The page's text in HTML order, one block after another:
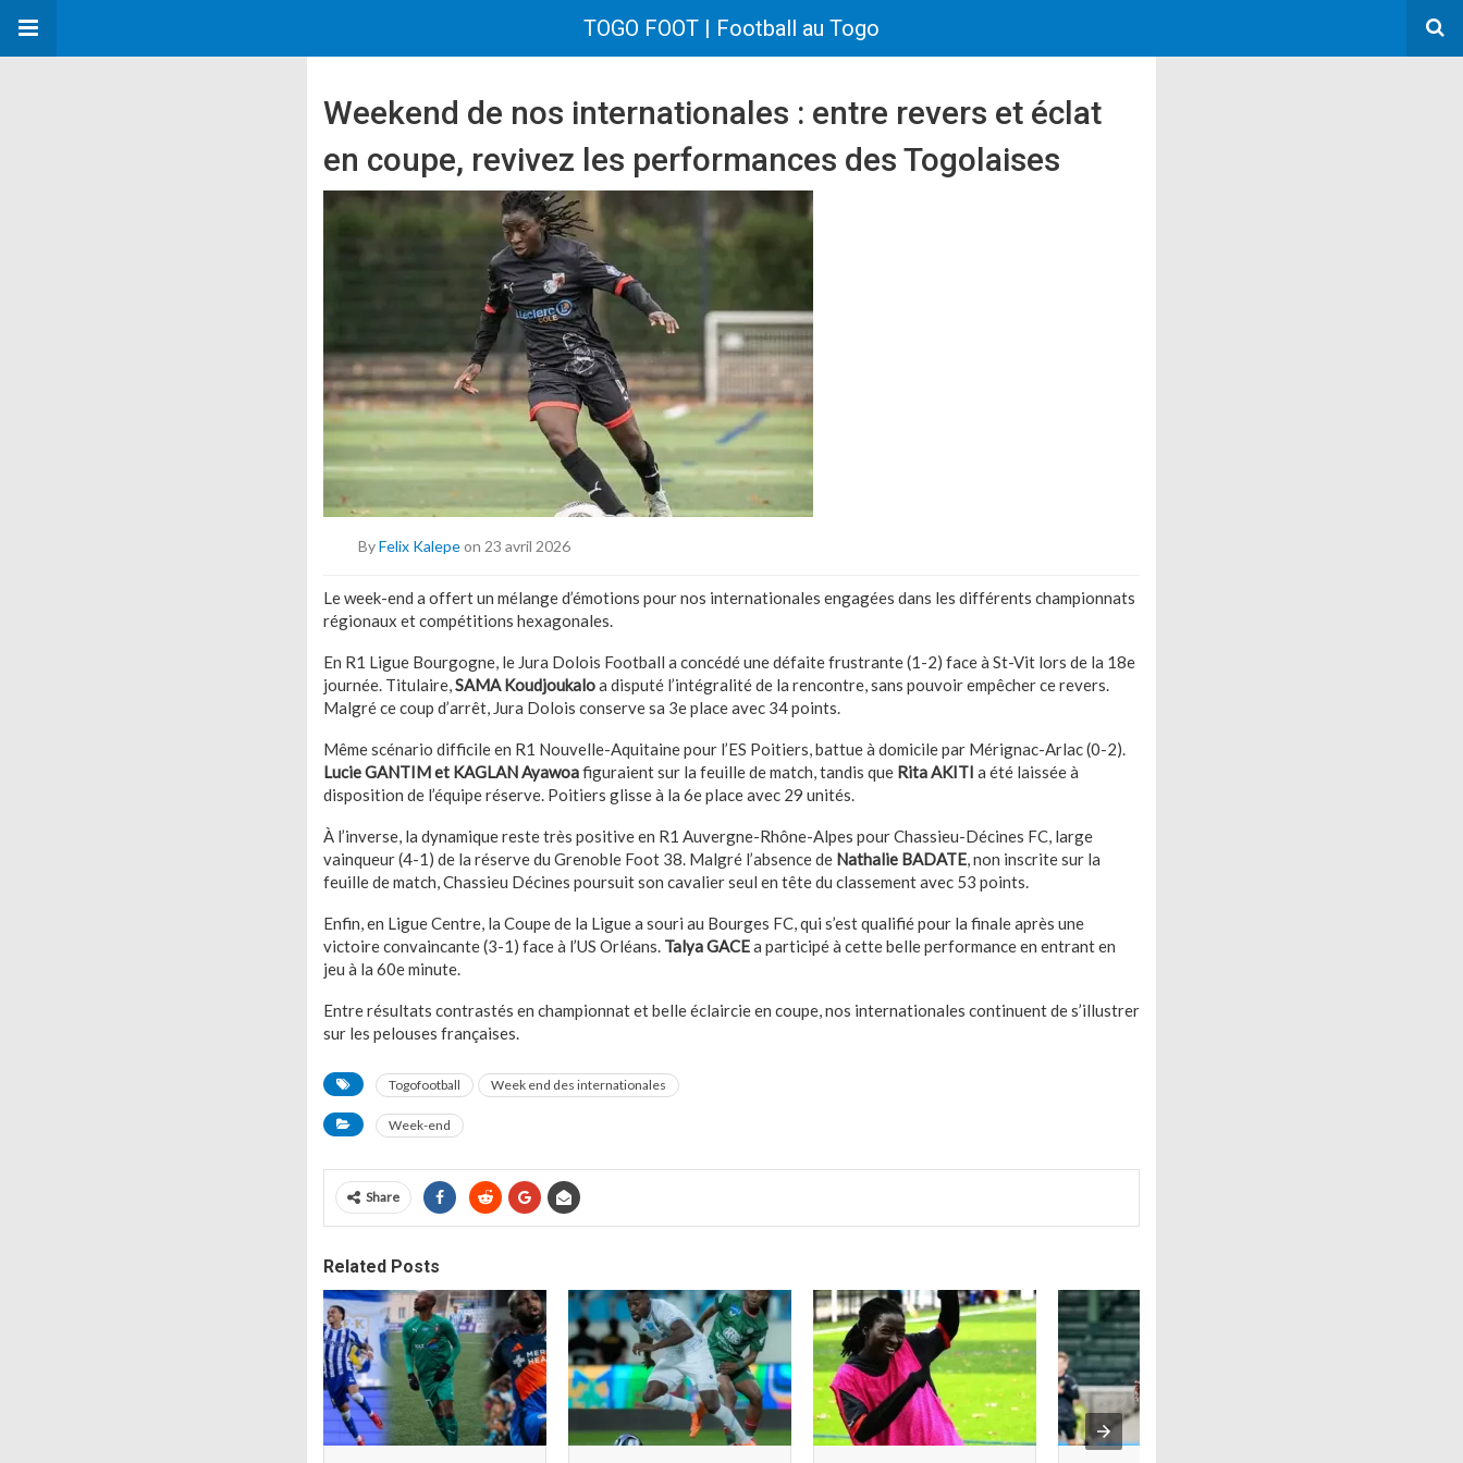
TOGO FOOT | Football au Togo
Weekend de nos internationales : entre revers et éclat
en coupe, revivez les performances des Togolaises
ByFelix Kalepeon 23 avril 2026
Le week-end a offert un mélange d’émotions pour nos internationales engagées dans les différents championnats
régionaux et compétitions hexagonales.
En R1 Ligue Bourgogne, le Jura Dolois Football a concédé une défaite frustrante (1-2) face à St-Vit lors de la 18e
journée. Titulaire,SAMA Koudjoukaloa disputé l’intégralité de la rencontre, sans pouvoir empêcher ce revers.
Malgré ce coup d’arrêt, Jura Dolois conserve sa 3e place avec 34 points.
Même scénario difficile en R1 Nouvelle-Aquitaine pour l’ES Poitiers, battue à domicile par Mérignac-Arlac (0-2).
Lucie GANTIM et KAGLAN Ayawoafiguraient sur la feuille de match, tandis que Rita AKITI a été laissée à
disposition de l’équipe réserve. Poitiers glisse à la 6e place avec 29 unités.
À l’inverse, la dynamique reste très positive en R1 Auvergne-Rhône-Alpes pour Chassieu-Décines FC, large
vainqueur (4-1) de la réserve du Grenoble Foot 38. Malgré l’absence de Nathalie BADATE, non inscrite sur la
feuille de match, Chassieu Décines poursuit son cavalier seul en tête du classement avec 53 points.
Enfin, en Ligue Centre, la Coupe de la Ligue a souri au Bourges FC, qui s’est qualifié pour la finale après une
victoire convaincante (3-1) face à l’US Orléans. Talya GACEa participé à cette belle performance en entrant en
jeu à la 60e minute.
Entre résultats contrastés en championnat et belle éclaircie en coupe, nos internationales continuent de s’illustrer
sur les pelouses françaises.
Togofootball Week end des internationales
Week-end
Share
Related Posts